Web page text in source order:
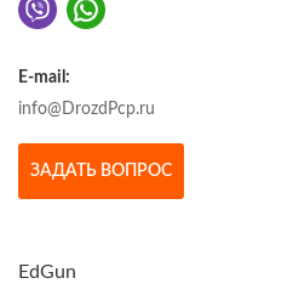
E-mail:
info@DrozdPcp.ru
ЗАДАТЬ ВОПРОС
EdGun